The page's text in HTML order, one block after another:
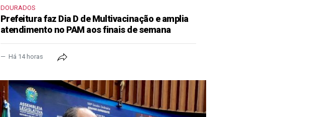
DOURADOS
Prefeitura faz Dia D de Multivacinação e amplia
atendimento no PAM aos finais de semana
Há 14 horas